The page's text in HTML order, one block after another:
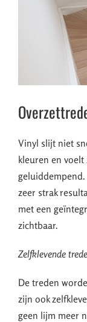
Vinyl slijt niet
kleuren en
zeer strak
met een
zichtbaar.
Zelfklevende
De treden
zijn ook
geen lijm meer